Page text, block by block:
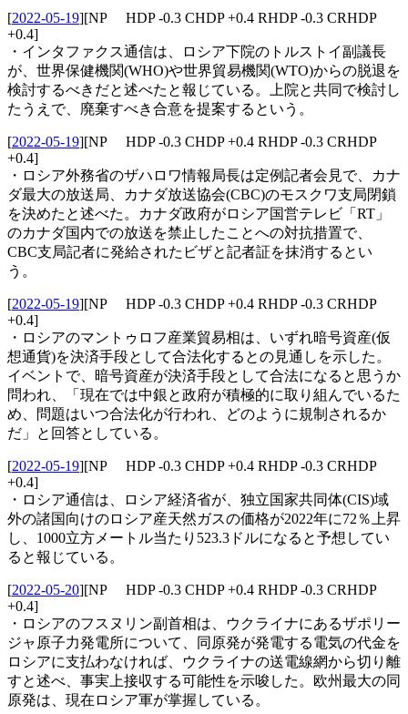
[2022-05-19][NP HDP -0.3 CHDP +0.4 RHDP -0.3 CRHDP
+0.4]
・インタファクス通信は、ロシア下院のトルストイ副議長
が、世界保健機関(WHO)や世界貿易機関(WTO)からの脱退を
検討するべきだと述べたと報じている。上院と共同で検討し
たうえで、廃棄すべき合意を提案するという。
[2022-05-19][NP HDP -0.3 CHDP +0.4 RHDP -0.3 CRHDP
+0.4]
・ロシア外務省のザハロワ情報局長は定例記者会見で、カナ
ダ最大の放送局、カナダ放送協会(CBC)のモスクワ支局閉鎖
を決めたと述べた。カナダ政府がロシア国営テレビ「RT」
のカナダ国内での放送を禁止したことへの対抗措置で、
CBC支局記者に発給されたビザと記者証を抹消するとい
う。
[2022-05-19][NP HDP -0.3 CHDP +0.4 RHDP -0.3 CRHDP
+0.4]
・ロシアのマントゥロフ産業貿易相は、いずれ暗号資産(仮
想通貨)を決済手段として合法化するとの見通しを示した。
イベントで、暗号資産が決済手段として合法になると思うか
問われ、「現在では中銀と政府が積極的に取り組んでいるた
め、問題はいつ合法化が行われ、どのように規制されるか
だ」と回答としている。
[2022-05-19][NP HDP -0.3 CHDP +0.4 RHDP -0.3 CRHDP
+0.4]
・ロシア通信は、ロシア経済省が、独立国家共同体(CIS)域
外の諸国向けのロシア産天然ガスの価格が2022年に72％上昇
し、1000立方メートル当たり523.3ドルになると予想してい
ると報じている。
[2022-05-20][NP HDP -0.3 CHDP +0.4 RHDP -0.3 CRHDP
+0.4]
・ロシアのフスヌリン副首相は、ウクライナにあるザポリー
ジャ原子力発電所について、同原発が発電する電気の代金を
ロシアに支払わなければ、ウクライナの送電線網から切り離
すと述べ、事実上接収する可能性を示唆した。欧州最大の同
原発は、現在ロシア軍が掌握している。